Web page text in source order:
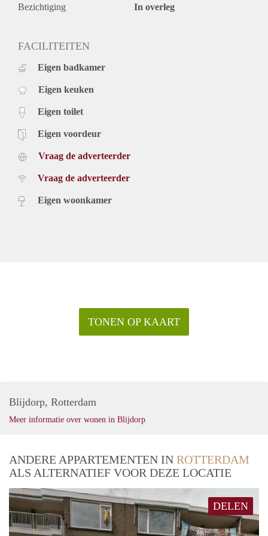
Bezichtiging In overleg
FACILITEITEN
Eigen badkamer
Eigen keuken
Eigen toilet
Eigen voordeur
Vraag de adverteerder
Vraag de adverteerder
Eigen woonkamer
TONEN OP KAART
Blijdorp, Rotterdam
Meer informatie over wonen in Blijdorp
ANDERE APPARTEMENTEN IN ROTTERDAM
ALS ALTERNATIEF VOOR DEZE LOCATIE
DELEN